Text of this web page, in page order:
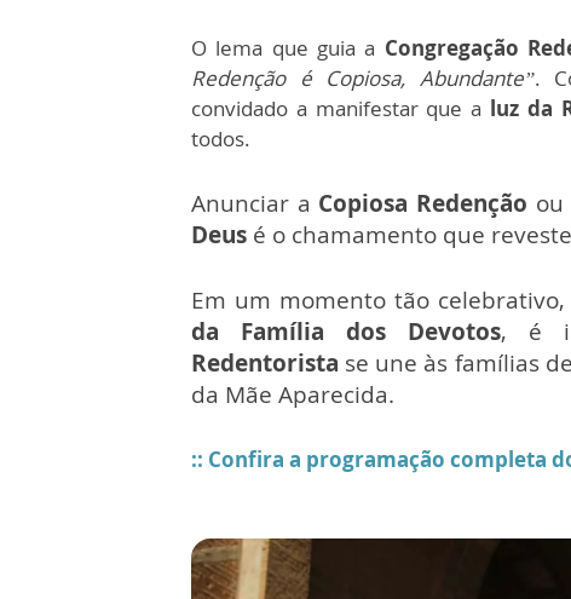
O lema que guia a Congregação
Redenção é Copiosa, Abundante”.
convidado a manifestar que a luz da
todos.
Anunciar a Copiosa Redenção ou
Deus é o chamamento que
Em um momento tão
da Família dos Devotos, é
Redentorista se une às famílias
da Mãe Aparecida.
:: Confira a programação completa